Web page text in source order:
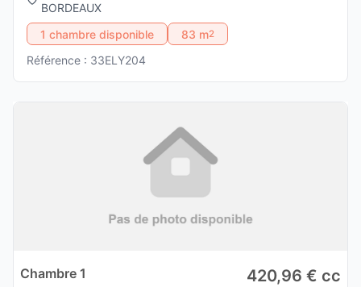
BORDEAUX
1 chambre disponible
83 m2
Référence : 33ELY204
Chambre 1 420,96 € cc